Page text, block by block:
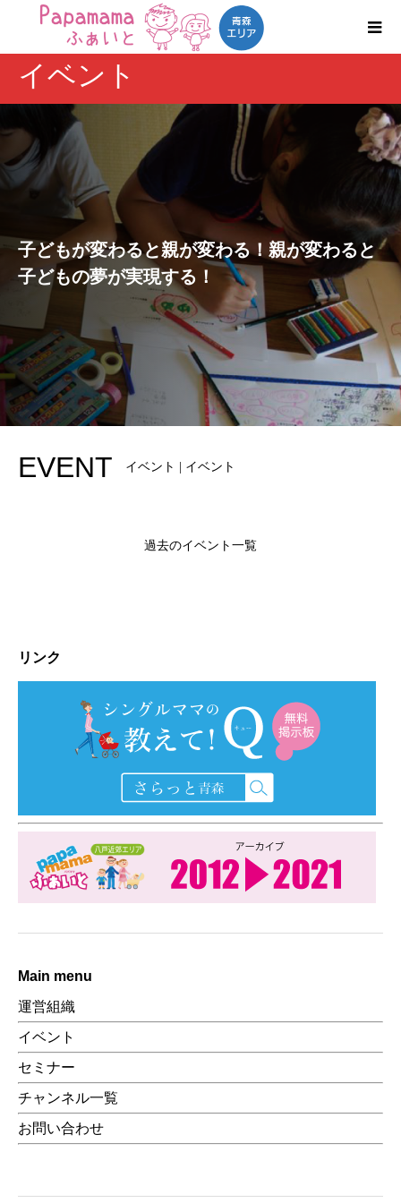
イベント
子どもが変わると親が変わる！親が変わると
子どもの夢が実現する！
EVENT イベント | イベント
過去のイベント一覧
リンク
Main menu
運営組織
イベント
セミナー
チャンネル一覧
お問い合わせ